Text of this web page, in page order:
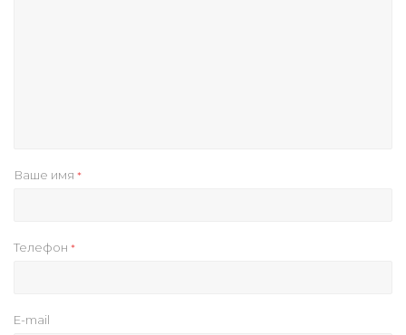
Ваше имя *
Телефон *
E-mail